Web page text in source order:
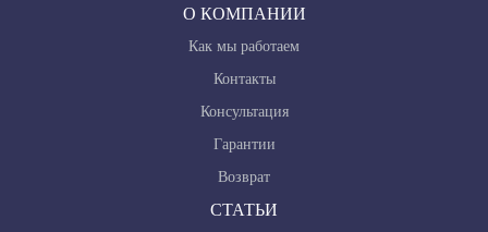
О КОМПАНИИ
Как мы работаем
Контакты
Консультация
Гарантии
Возврат
СТАТЬИ